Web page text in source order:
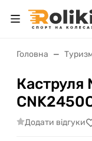
Головна
Каструля
Додати відгуки